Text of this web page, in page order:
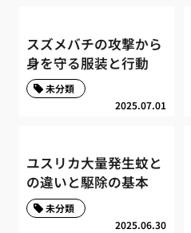
スズメバチの攻撃から
身を守る服装と行動
2025.07.01
未分類
ユスリカ大量発生蚊と
の違いと駆除の基本
2025.06.30
未分類